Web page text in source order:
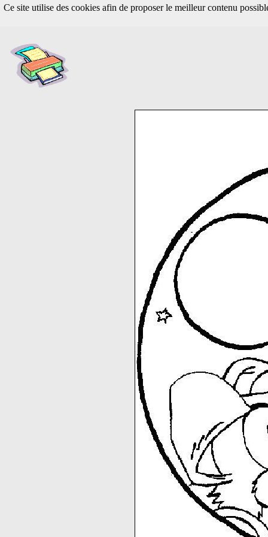
Ce site utilise des cookies afin de proposer le meilleur contenu